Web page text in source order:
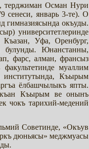
терджиман Осман Нури
сенеси, январь 3-те). О
гимназиясында окъуды.
университетлеринде
Уфа, Оренбург,
булунды. Юнанстанны,
фарс, алман, франсыз
муаллим
институтында, Къырым
ёлбашчылыкъ япты.
Къырым ве онынъ
чокъ тарихий-медений
Советинде, «Окъув
дюньясы» меджмуасы